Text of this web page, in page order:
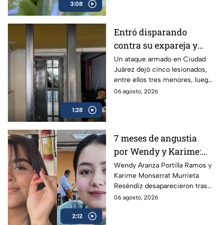
3:08
1:28
Entró disparando
contra su expareja y
sus hijos: Ataque
armado conmociona a
Ciudad Juárez
Un ataque armado en Ciudad
Juárez dejó cinco lesionados,
entre ellos tres menores, luego
de que un exesposo
06 agosto, 2026
2:12
7 meses de angustia
por Wendy y Karime:
desaparecieron tras
acudir a funeral de
reportero en Veracruz
Wendy Aranza Portilla Ramos y
Karime Monserrat Murrieta
Reséndiz desaparecieron tras
asistir al funeral del reportero
06 agosto, 2026